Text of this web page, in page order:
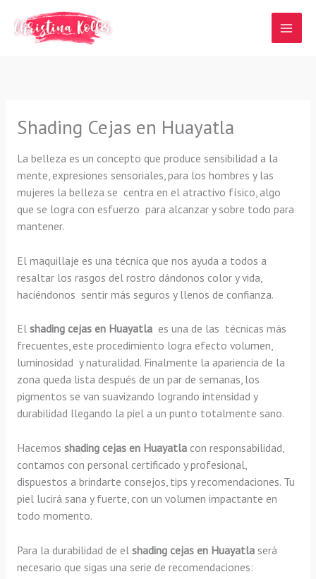
contenido
Shading Cejas en Huayatla
La belleza es un concepto que produce sensibilidad a la
mente, expresiones sensoriales, para los hombres y las
mujeres la belleza se centra en el atractivo físico, algo
que se logra con esfuerzo para alcanzar y sobre todo para
mantener.
El maquillaje es una técnica que nos ayuda a todos a
resaltar los rasgos del rostro dándonos color y vida,
haciéndonos sentir más seguros y llenos de confianza.
El shading cejas en Huayatla es una de las técnicas más
frecuentes, este procedimiento logra efecto volumen,
luminosidad y naturalidad. Finalmente la apariencia de la
zona queda lista después de un par de semanas, los
pigmentos se van suavizando logrando intensidad y
durabilidad llegando la piel a un punto totalmente sano.
Hacemos shading cejas en Huayatlacon responsabilidad,
contamos con personal certificado y profesional,
dispuestos a brindarte consejos, tips y recomendaciones. Tu
piel lucirá sana y fuerte, con un volumen impactante en
todo momento.
Para la durabilidad de el shading cejas en Huayatla será
necesario que sigas una serie de recomendaciones: